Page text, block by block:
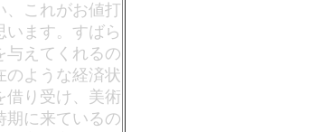
、これがお値打
ます。すばら
与えてくれるの
のような経済状
借り受け、美術
期に来ているの